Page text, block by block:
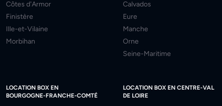
Côtes d'Armor
Finistère
Ille-et-Vilaine
Morbihan
Calvados
Eure
Manche
Orne
Seine-Maritime
LOCATION BOX EN
BOURGOGNE-FRANCHE-COMTÉ
LOCATION BOX EN CENTRE-VAL
DE LOIRE